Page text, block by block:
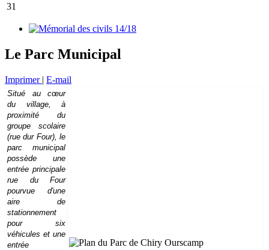
31
Le Parc Municipal
Imprimer | E-mail
Situé au cœur
du village, à
proximité du
groupe scolaire
(rue dur Four), le
parc municipal
possède une
entrée principale
rue du Four
pourvue d'une
aire de
stationnement
pour six
véhicules et une
entrée